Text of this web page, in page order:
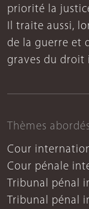
priorité la
Il traite aussi,
de la guerre et
graves du droit
Thèmes
Cour
Cour pénale
Tribunal pénal
Tribunal pénal